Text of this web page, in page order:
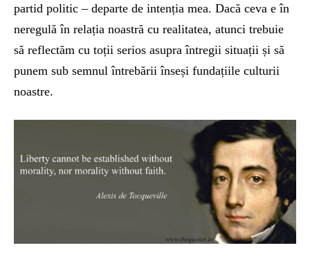
partid politic – departe de intenția mea. Dacă ceva e în
neregulă în relația noastră cu realitatea, atunci trebuie
să reflectăm cu toții serios asupra întregii situații și să
punem sub semnul întrebării înseși fundațiile culturii
noastre.